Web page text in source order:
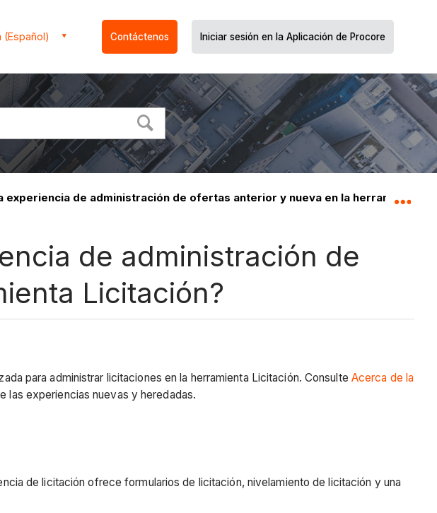
Contáctenos Iniciar sesión en la Aplicación de Procore
experiencia de administración de ofertas anterior y nueva en la herramienta
de administración de
Licitación?
para administrar licitaciones en la herramienta Licitación. Consulte Acerca de la
las experiencias nuevas y heredadas.
de licitación ofrece formularios de licitación, nivelamiento de licitación y una